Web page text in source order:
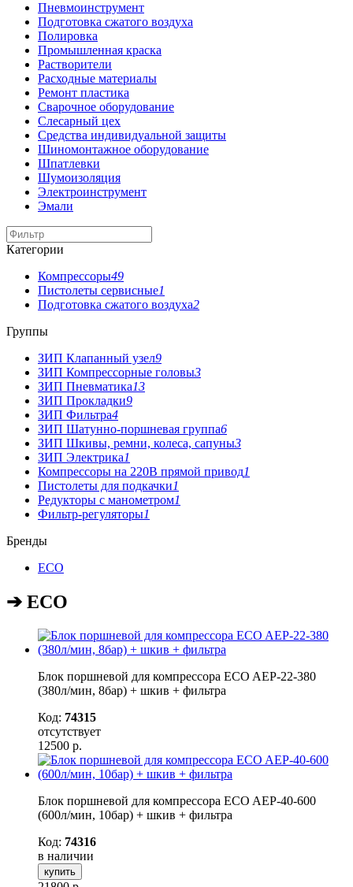
Пневмоинструмент
Подготовка сжатого воздуха
Полировка
Промышленная краска
Растворители
Расходные материалы
Ремонт пластика
Сварочное оборудование
Слесарный цех
Средства индивидуальной защиты
Шиномонтажное оборудование
Шпатлевки
Шумоизоляция
Электроинструмент
Эмали
Категории
Компрессоры49
Пистолеты сервисные1
Подготовка сжатого воздуха2
Группы
ЗИП Клапанный узел9
ЗИП Компрессорные головы3
ЗИП Пневматика13
ЗИП Прокладки9
ЗИП Фильтра4
ЗИП Шатунно-поршневая группа6
ЗИП Шкивы, ремни, колеса, сапуны3
ЗИП Электрика1
Компрессоры на 220В прямой привод1
Пистолеты для подкачки1
Редукторы с манометром1
Фильтр-регуляторы1
Бренды
ECO
➔ ECO
Блок поршневой для компрессора ECO AEP-22-380
(380л/мин, 8бар) + шкив + фильтра
Код: 74315
отсутствует
12500 р.
Блок поршневой для компрессора ECO AEP-40-600
(600л/мин, 10бар) + шкив + фильтра
Код: 74316
в наличии
купить